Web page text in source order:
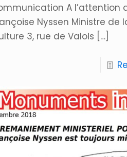
A l’attention
Nyssen Ministre de
3, rue de Valois […]